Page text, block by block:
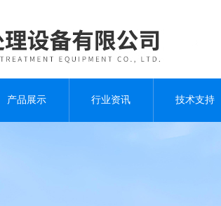
产品展示 行业资讯 技术支持